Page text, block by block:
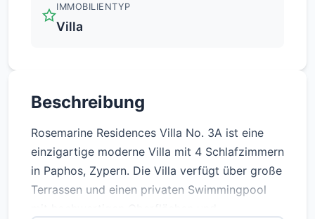
IMMOBILIENTYP
Villa
Beschreibung
Rosemarine Residences Villa No. 3A ist eine
einzigartige moderne Villa mit 4 Schlafzimmern
in Paphos, Zypern. Die Villa verfügt über große
Terrassen und einen privaten Swimmingpool